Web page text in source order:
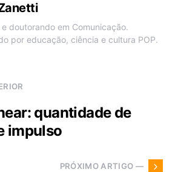
doutorando em Comunicação.
por educação, ciência e cultura POP.
quantidade de
impulso
PRÓXIMO ARTIGO —